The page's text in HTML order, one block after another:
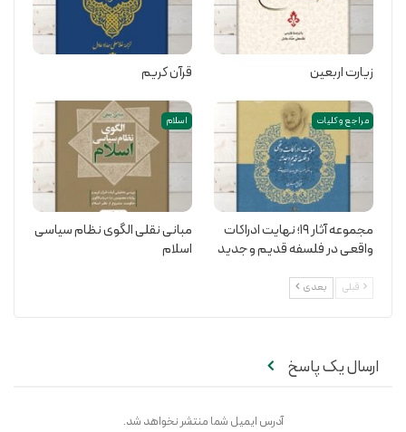
زیارت اربعین قرآن کریم
مراجع و کلیات
مجموعه آثار 19؛ نهایت ادراکات
واقعی در فلسفه قدیم و جدید
اسلام
مبانی نقلی الگوی نظام سیاسی
اسلام
قبلی بعدی
ارسال یک پاسخ
آدرس ایمیل شما منتشر نخواهد شد.